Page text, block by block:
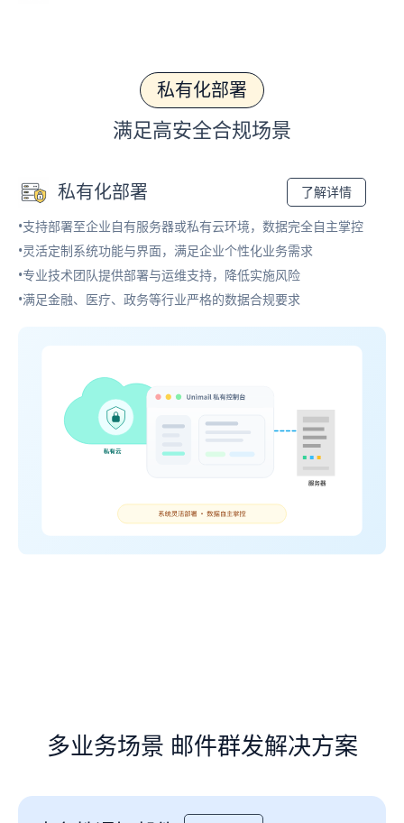
私有化部署
满足高安全合规场景
私有化部署 了解详情
•支持部署至企业自有服务器或私有云环境，数据完全自主掌控
•灵活定制系统功能与界面，满足企业个性化业务需求
•专业技术团队提供部署与运维支持，降低实施风险
•满足金融、医疗、政务等行业严格的数据合规要求
多业务场景 邮件群发解决方案